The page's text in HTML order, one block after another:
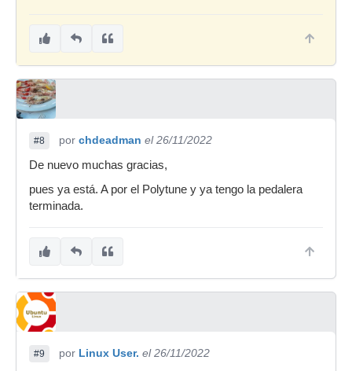
#8 por chdeadman el 26/11/2022
De nuevo muchas gracias,
pues ya está. A por el Polytune y ya tengo la pedalera
terminada.
#9 por Linux User. el 26/11/2022